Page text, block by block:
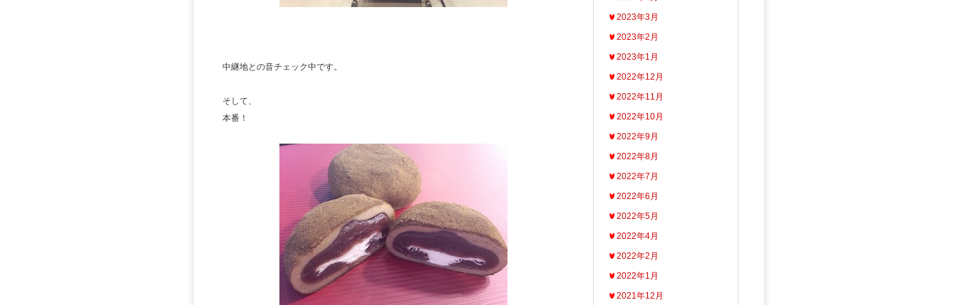
中継地との音チェック中です。
そして、
本番！
2023年3月
2023年2月
2023年1月
2022年12月
2022年11月
2022年10月
2022年9月
2022年8月
2022年7月
2022年6月
2022年5月
2022年4月
2022年2月
2022年1月
2021年12月